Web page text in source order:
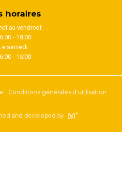
horaires
au vendredi:
- 18:00
samedi:
- 16:00
Conditions générales d'utilisation
and developed by